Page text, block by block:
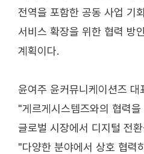
전역을 포함한 공동 사업 기
서비스 확장을 위한 협력 방
계획이다.
윤여주 윤커뮤니케이션즈 대
"게르게시스템즈와의 협력
글로벌 시장에서 디지털 전
"다양한 분야에서 상호 협력